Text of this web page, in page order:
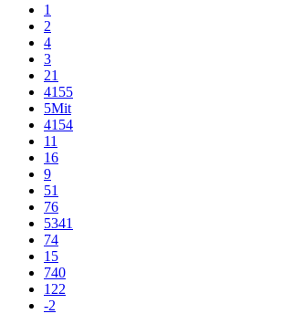
1
2
4
3
21
4155
5Mit
4154
11
16
9
51
76
5341
74
15
740
122
-2